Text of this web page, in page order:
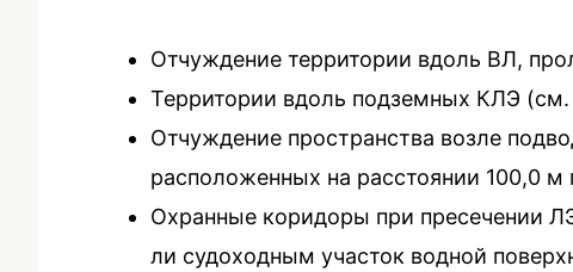
Отчуждение территории вдоль ВЛ,
Территории вдоль подземных КЛЭ (см.
Отчуждение пространства возле
расположенных на расстоянии 100,0 м
Охранные коридоры при пресечении
ли судоходным участок водной